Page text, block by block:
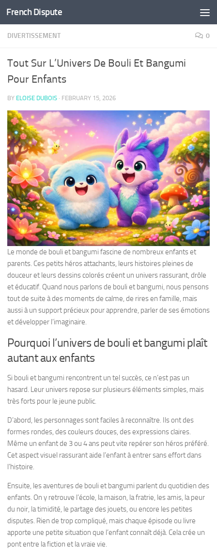
Skip to content
French Dispute
DIVERTISSEMENT 0
Tout Sur L’Univers De Bouli Et Bangumi
Pour Enfants
BY ELOISE DUBOIS · FEBRUARY 15, 2026
Le monde de bouli et bangumi fascine de nombreux enfants et
parents. Ces petits héros attachants, leurs histoires pleines de
douceur et leurs dessins colorés créent un univers rassurant, drôle
et éducatif. Quand nous parlons de bouli et bangumi, nous pensons
tout de suite à des moments de calme, de rires en famille, mais
aussi à un support précieux pour apprendre, parler de ses émotions
et développer l’imaginaire.
Pourquoi l’univers de bouli et bangumi plaît
autant aux enfants
Si bouli et bangumi rencontrent un tel succès, ce n’est pas un
hasard. Leur univers repose sur plusieurs éléments simples, mais
très forts pour le jeune public.
D’abord, les personnages sont faciles à reconnaître. Ils ont des
formes rondes, des couleurs douces, des expressions claires.
Même un enfant de 3 ou 4 ans peut vite repérer son héros préféré.
Cet aspect visuel rassurant aide l’enfant à entrer sans effort dans
l’histoire.
Ensuite, les aventures de bouli et bangumi parlent du quotidien des
enfants. On y retrouve l’école, la maison, la fratrie, les amis, la peur
du noir, la timidité, le partage des jouets, ou encore les petites
disputes. Rien de trop compliqué, mais chaque épisode ou livre
apporte une petite situation que l’enfant connaît déjà. Cela crée un
pont entre la fiction et la vraie vie.